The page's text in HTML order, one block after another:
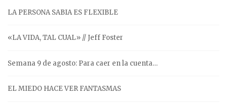
LA PERSONA SABIA ES FLEXIBLE
«LA VIDA, TAL CUAL» // Jeff Foster
Semana 9 de agosto: Para caer en la cuenta…
EL MIEDO HACE VER FANTASMAS